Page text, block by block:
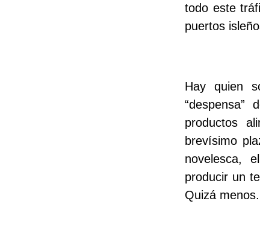
todo este
puertos
Hay quien
productos
brevísimo
novelesca,
producir un
Quizá